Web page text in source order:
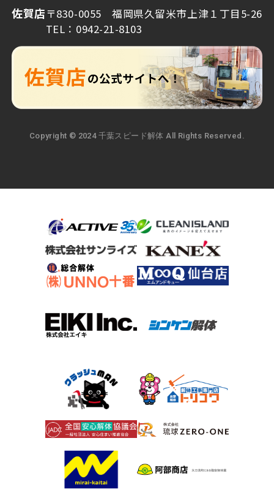
佐賀店〒830-0055 福岡県久留米市上津１丁目5-26
TEL：0942-21-8103
Copyright © 2024 千葉スピード解体 All Rights Reserved.